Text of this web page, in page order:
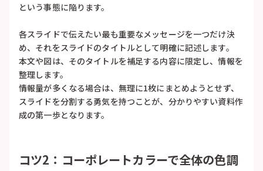
という事態に陥ります。
各スライドで伝えたい最も重要なメッセージを一つだけ決
め、それをスライドのタイトルとして明確に記述します。
本文や図は、そのタイトルを補足する内容に限定し、情報を
整理します。
情報量が多くなる場合は、無理に1枚にまとめようとせず、
スライドを分割する勇気を持つことが、分かりやすい資料作
成の第一歩となります。
コツ2：コーポレートカラーで全体の色調